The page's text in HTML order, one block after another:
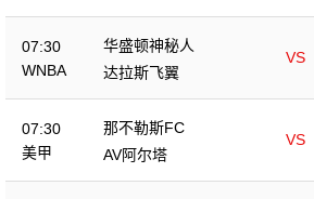
07:30
WNBA
华盛顿神秘人
VS
达拉斯飞翼
07:30
美甲
那不勒斯FC
VS
AV阿尔塔